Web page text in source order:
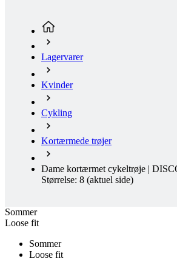
Kvinder
Cykling
Kortærmede trøjer
Dame kortærmet cykeltrøje |
Størrelse: 8
Sommer
Loose fit